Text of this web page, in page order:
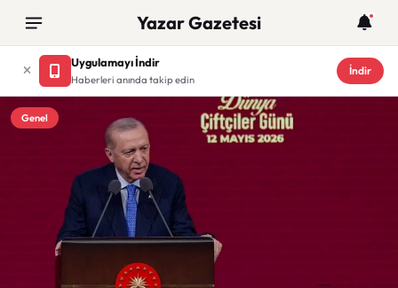
Yazar Gazetesi
Uygulamayı İndir
Haberleri anında takip edin
İndir
Genel